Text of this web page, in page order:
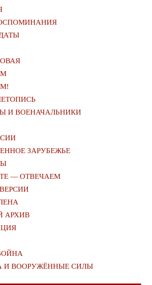
И ВОЕНАЧАЛЬНИКИ
ЗАРУБЕЖЬЕ
— ОТВЕЧАЕМ
АРХИВ
И ВООРУЖЁННЫЕ СИЛЫ